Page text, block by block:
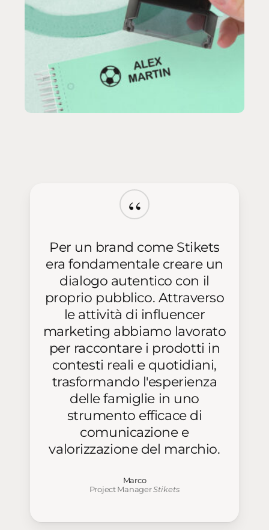
“
Per un brand come Stikets
era fondamentale creare un
dialogo autentico con il
proprio pubblico. Attraverso
le attività di influencer
marketing abbiamo lavorato
per raccontare i prodotti in
contesti reali e quotidiani,
trasformando l'esperienza
delle famiglie in uno
strumento efficace di
comunicazione e
valorizzazione del marchio.
Marco
Project ManagerStikets